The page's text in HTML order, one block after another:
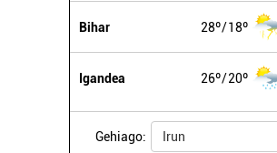
Bihar 28º 18º
Igandea 26º 20º
Gehiago: Irun